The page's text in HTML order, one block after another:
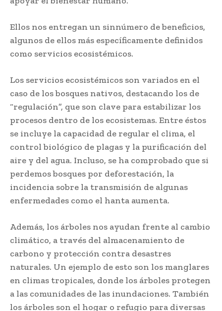
Ellos nos entregan un sinnúmero de beneficios,
algunos de ellos más específicamente definidos
como servicios ecosistémicos.
Los servicios ecosistémicos son variados en el
caso de los bosques nativos, destacando los de
“regulación”, que son clave para estabilizar los
procesos dentro de los ecosistemas. Entre éstos
se incluye la capacidad de regular el clima, el
control biológico de plagas y la purificación del
aire y del agua. Incluso, se ha comprobado que si
perdemos bosques por deforestación, la
incidencia sobre la transmisión de algunas
enfermedades como el hanta aumenta.
Además, los árboles nos ayudan frente al cambio
climático, a través del almacenamiento de
carbono y protección contra desastres
naturales. Un ejemplo de esto son los manglares
en climas tropicales, donde los árboles protegen
a las comunidades de las inundaciones. También
los árboles son el hogar o refugio para diversas